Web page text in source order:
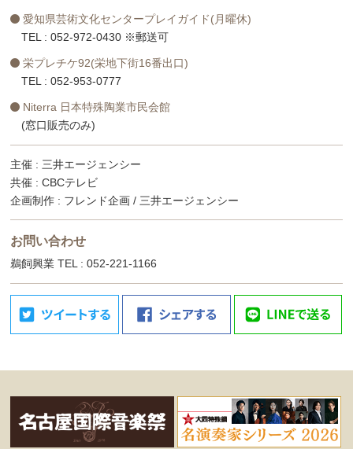
愛知県芸術文化センタープレイガイド(月曜休)
TEL : 052-972-0430 ※郵送可
栄プレチケ92(栄地下街16番出口)
TEL : 052-953-0777
Niterra 日本特殊陶業市民会館
(窓口販売のみ)
主催 : 三井エージェンシー
共催 : CBCテレビ
企画制作 : フレンド企画 / 三井エージェンシー
お問い合わせ
鵜飼興業 TEL : 052-221-1166